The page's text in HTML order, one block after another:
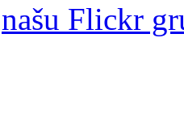
našu Flickr